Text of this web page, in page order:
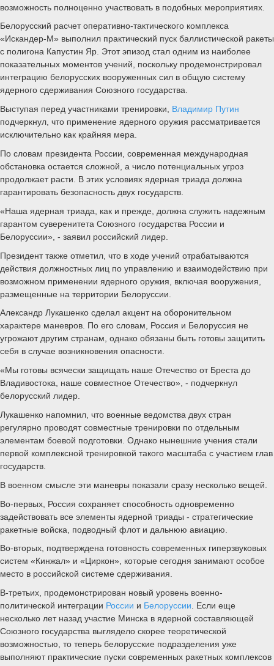
возможность полноценно участвовать в подобных мероприятиях.
Белорусский расчет оперативно-тактического комплекса
«Искандер-М» выполнил практический пуск баллистической ракеты
с полигона Капустин Яр. Этот эпизод стал одним из наиболее
показательных моментов учений, поскольку продемонстрировал
интеграцию белорусских вооруженных сил в общую систему
ядерного сдерживания Союзного государства.
Выступая перед участниками тренировки, Владимир Путин
подчеркнул, что применение ядерного оружия рассматривается
исключительно как крайняя мера.
По словам президента России, современная международная
обстановка остается сложной, а число потенциальных угроз
продолжает расти. В этих условиях ядерная триада должна
гарантировать безопасность двух государств.
«Наша ядерная триада, как и прежде, должна служить надежным
гарантом суверенитета Союзного государства России и
Белоруссии», - заявил российский лидер.
Президент также отметил, что в ходе учений отрабатываются
действия должностных лиц по управлению и взаимодействию при
возможном применении ядерного оружия, включая вооружения,
размещенные на территории Белоруссии.
Александр Лукашенко сделал акцент на оборонительном
характере маневров. По его словам, Россия и Белоруссия не
угрожают другим странам, однако обязаны быть готовы защитить
себя в случае возникновения опасности.
«Мы готовы всячески защищать наше Отечество от Бреста до
Владивостока, наше совместное Отечество», - подчеркнул
белорусский лидер.
Лукашенко напомнил, что военные ведомства двух стран
регулярно проводят совместные тренировки по отдельным
элементам боевой подготовки. Однако нынешние учения стали
первой комплексной тренировкой такого масштаба с участием глав
государств.
В военном смысле эти маневры показали сразу несколько вещей.
Во-первых, Россия сохраняет способность одновременно
задействовать все элементы ядерной триады - стратегические
ракетные войска, подводный флот и дальнюю авиацию.
Во-вторых, подтверждена готовность современных гиперзвуковых
систем «Кинжал» и «Циркон», которые сегодня занимают особое
место в российской системе сдерживания.
В-третьих, продемонстрирован новый уровень военно-
политической интеграции России и Белоруссии . Если еще
несколько лет назад участие Минска в ядерной составляющей
Союзного государства выглядело скорее теоретической
возможностью, то теперь белорусские подразделения уже
выполняют практические пуски современных ракетных комплексов